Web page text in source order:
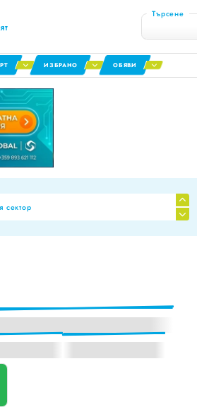
Търсене
ИЗБРАНО ОБЯВИ